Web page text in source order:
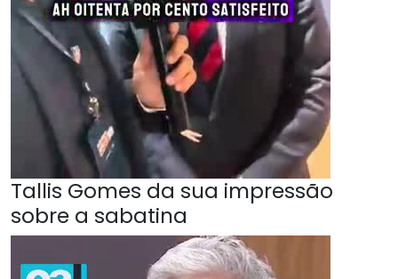
Tallis Gomes da sua impressão
sobre a sabatina